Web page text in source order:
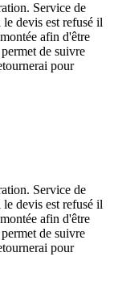
Service de
devis est refusé il
afin d'être
de suivre
pour
Service de
devis est refusé il
afin d'être
de suivre
pour